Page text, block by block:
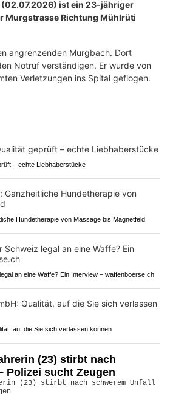
ist ein 23-jähriger
Murgstrasse Richtung Mühlrüti
angrenzenden Murgbach. Dort
Notruf verständigen. Er wurde von
Verletzungen ins Spital geflogen.
– echte Liebhaberstücke
Hundetherapie von Massage bis Magnetfeld
an eine Waffe? Ein Interview – waffenboerse.ch
auf die Sie sich verlassen können
(23) stirbt nach
Polizei sucht Zeugen